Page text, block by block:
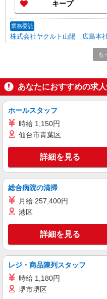
てでも安心
週5日間勤務
キープ
業務委託
株式会社ヤクルト山陽 広島本
ヤクルトス
報酬/完
る高収入も
勤務例≫ ※勤
15：00 月収
00 月収約8
てでも安心
週5日間勤
【宅配セ
町7-27
キープ
も
あなたにおすすめの求
ホールスタッフ
時給 1,150円
仙台市青葉区
詳細を見る
総合病院の清掃
月給 257,400円
港区
詳細を見る
レジ・商品陳列スタッフ
時給 1,180円
堺市堺区